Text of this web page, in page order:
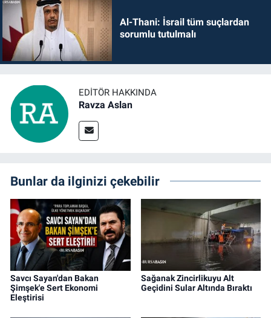
Al-Thani: İsrail tüm suçlardan
sorumlu tutulmalı
EDITÖR HAKKINDA
Ravza Aslan
Bunlar da ilginizi çekebilir
Savcı Sayan'dan Bakan
Şimşek'e Sert Ekonomi
Eleştirisi
Sağanak Zincirlikuyu Alt
Geçidini Sular Altında Bıraktı